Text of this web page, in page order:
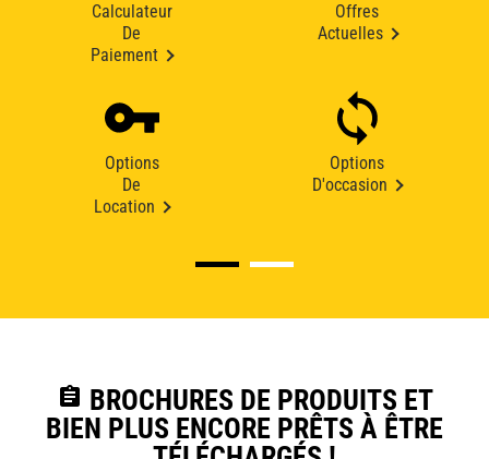
Calculateur
De
Paiement
Offres
Actuelles
Options
De
Location
Options
D'occasion
assignment BROCHURES DE PRODUITS ET
BIEN PLUS ENCORE PRÊTS À ÊTRE